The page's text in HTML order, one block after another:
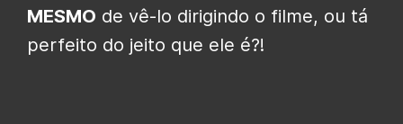
MESMO de vê-lo dirigindo o filme, ou tá
perfeito do jeito que ele é?!